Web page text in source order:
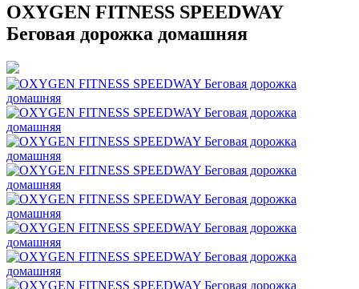
OXYGEN FITNESS SPEEDWAY
Беговая дорожка домашняя